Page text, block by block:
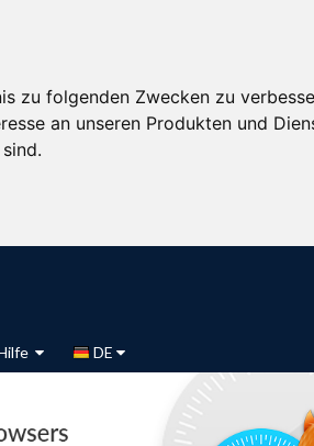
zu folgenden Zwecken zu
an unseren Produkten und
.
DE